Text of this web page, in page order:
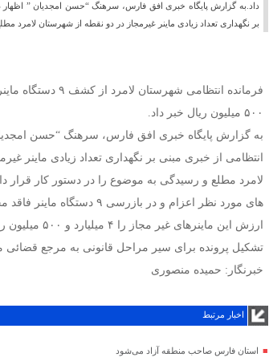
داد.به گزارش پایگاه خبری افق فارس، سرهنگ “حسن امجدیان ”
بر نگهداری تعداد زیادی ماینر غیرمجاز در دو نقطه از شهرستان لامرد
۵۰۰ میلیون ریال خبر داد.
به گزارش پایگاه خبری افق فارس، سرهنگ “حسن
انتظامی از خبری مبنی بر نگهداری تعداد زیادی ماینر
لامرد مطلع و رسیدگی به موضوع را در دستور کار قرار
های مورد نظر اعزام و در
ارزش این
تشکیل پرونده برای سیر مراحل قانونی به مرجع قضائی
خبرنگار: حمیده منصوری
اخبار مرتبط
استان فارس صاحب منطقه آزاد می‌شود